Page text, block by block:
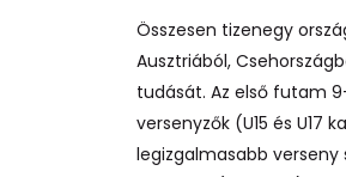
Összesen tizenegy
Ausztriából,
tudását. Az első futam
versenyzők (U15 és
legizgalmasabb